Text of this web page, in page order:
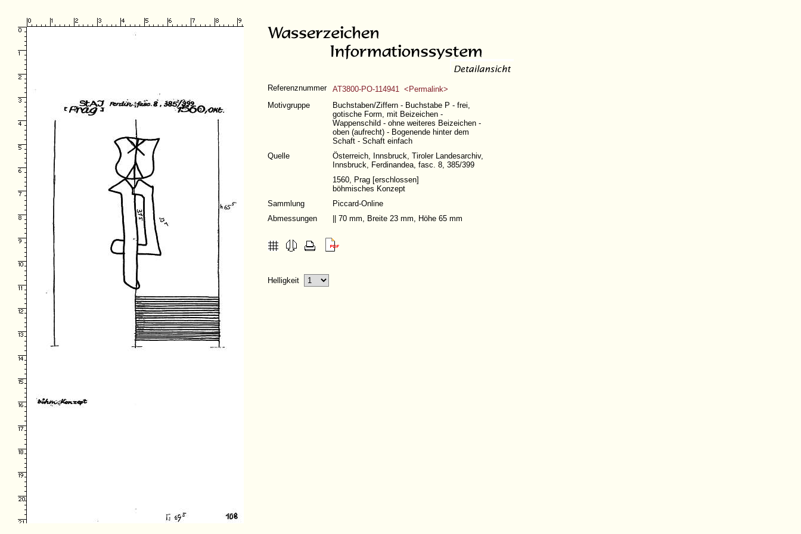
Referenznummer
AT3800-PO-114941 <Permalink>
Motivgruppe
Buchstaben/Ziffern - Buchstabe P - frei,
gotische Form, mit Beizeichen -
Wappenschild - ohne weiteres Beizeichen -
oben (aufrecht) - Bogenende hinter dem
Schaft - Schaft einfach
Quelle
Österreich, Innsbruck, Tiroler Landesarchiv,
Innsbruck, Ferdinandea, fasc. 8, 385/399
1560, Prag [erschlossen]
böhmisches Konzept
Sammlung
Piccard-Online
Abmessungen
|| 70 mm, Breite 23 mm, Höhe 65 mm
Helligkeit